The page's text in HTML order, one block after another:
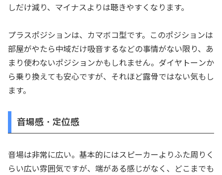
しだけ減り、マイナスよりは聴きやすくなります。
プラスポジションは、カマボコ型です。このポジションは
部屋がやたら中域だけ吸音するなどの事情がない限り、あ
まり使わないポジションかもしれません。ダイヤトーンか
ら乗り換えても安心ですが、それほど露骨ではない気もし
ます。
音場感・定位感
音場は非常に広い。基本的にはスピーカーよりふた周りく
らい広い雰囲気ですが、端がある感じがなく、どこまでも